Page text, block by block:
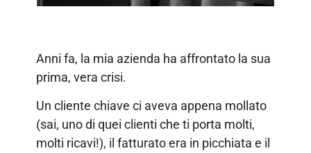
Anni fa, la mia azienda ha affrontato la sua
prima, vera crisi.
Un cliente chiave ci aveva appena mollato
(sai, uno di quei clienti che ti porta molti,
molti ricavi!), il fatturato era in picchiata e il